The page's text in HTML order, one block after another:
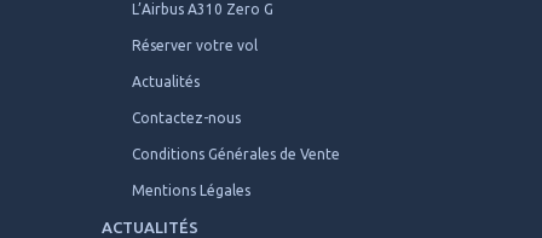
L’Airbus A310 Zero G
Réserver votre vol
Actualités
Contactez-nous
Conditions Générales de Vente
Mentions Légales
ACTUALITÉS